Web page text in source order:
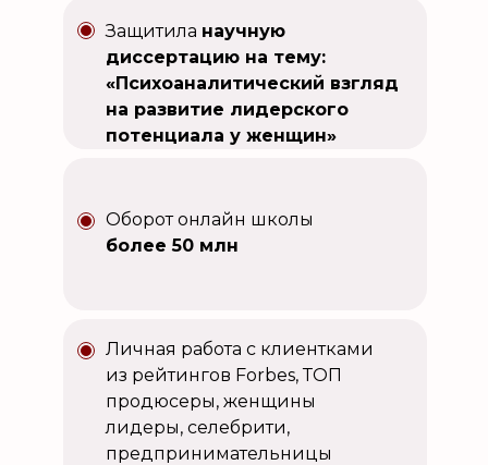
Личная работа с клиентками
из рейтингов Forbes, ТОП
продюсеры, женщины
лидеры, селебрити,
предпринимательницы
Оборот онлайн школы
более 50 млн
Защитила научную
диссертацию на тему:
«Психоаналитический взгляд
на развитие лидерского
потенциала у женщин»